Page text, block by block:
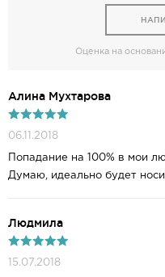
Оценка на
Алина Мухтарова
06.11.2018
Попадание на 100% в мои
Думаю, идеально будет
Людмила
15.07.2018